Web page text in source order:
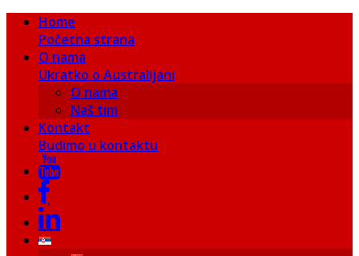
Home
Početna strana
O nama
Ukratko o Australijani
O nama
Naš tim
Kontakt
Budimo u kontaktu